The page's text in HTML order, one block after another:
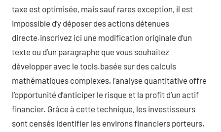
taxe est optimisée, mais sauf rares exception, il est
impossible d’y déposer des actions détenues
directe.inscrivez ici une modification originale d’un
texte ou d’un paragraphe que vous souhaitez
développer avec le tools.basée sur des calculs
mathématiques complexes, l’analyse quantitative offre
l’opportunité d’anticiper le risque et la profit d’un actif
financier. Grâce à cette technique, les investisseurs
sont censés identifier les environs financiers porteurs,